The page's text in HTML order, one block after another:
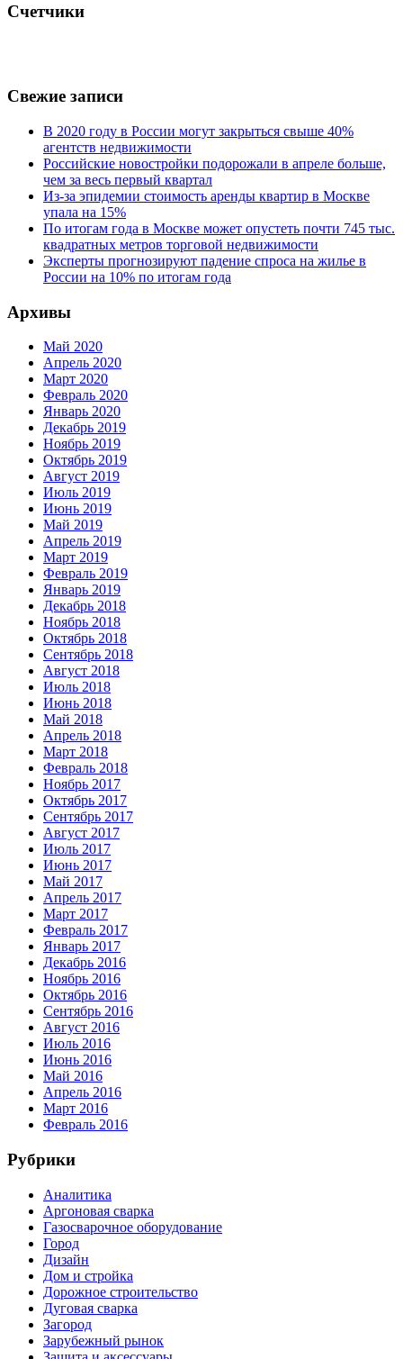
Счетчики
Свежие записи
В 2020 году в России могут закрыться свыше 40%
агентств недвижимости
Российские новостройки подорожали в апреле больше,
чем за весь первый квартал
Из-за эпидемии стоимость аренды квартир в Москве
упала на 15%
По итогам года в Москве может опустеть почти 745 тыс.
квадратных метров торговой недвижимости
Эксперты прогнозируют падение спроса на жилье в
России на 10% по итогам года
Архивы
Май 2020
Апрель 2020
Март 2020
Февраль 2020
Январь 2020
Декабрь 2019
Ноябрь 2019
Октябрь 2019
Август 2019
Июль 2019
Июнь 2019
Май 2019
Апрель 2019
Март 2019
Февраль 2019
Январь 2019
Декабрь 2018
Ноябрь 2018
Октябрь 2018
Сентябрь 2018
Август 2018
Июль 2018
Июнь 2018
Май 2018
Апрель 2018
Март 2018
Февраль 2018
Ноябрь 2017
Октябрь 2017
Сентябрь 2017
Август 2017
Июль 2017
Июнь 2017
Май 2017
Апрель 2017
Март 2017
Февраль 2017
Январь 2017
Декабрь 2016
Ноябрь 2016
Октябрь 2016
Сентябрь 2016
Август 2016
Июль 2016
Июнь 2016
Май 2016
Апрель 2016
Март 2016
Февраль 2016
Рубрики
Аналитика
Аргоновая сварка
Газосварочное оборудование
Город
Дизайн
Дом и стройка
Дорожное строительство
Дуговая сварка
Загород
Зарубежный рынок